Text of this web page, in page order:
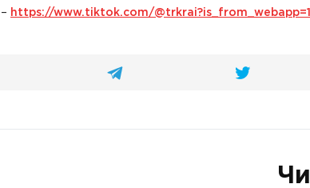
https://www.tiktok.com/